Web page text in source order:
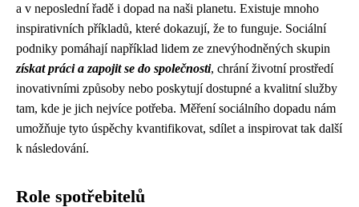
a v neposlední řadě i dopad na naši planetu. Existuje mnoho
inspirativních příkladů, které dokazují, že to funguje. Sociální
podniky pomáhají například lidem ze znevýhodněných skupin
získat práci a zapojit se do společnosti, chrání životní prostředí
inovativními způsoby nebo poskytují dostupné a kvalitní služby
tam, kde je jich nejvíce potřeba. Měření sociálního dopadu nám
umožňuje tyto úspěchy kvantifikovat, sdílet a inspirovat tak další
k následování.
Role spotřebitelů